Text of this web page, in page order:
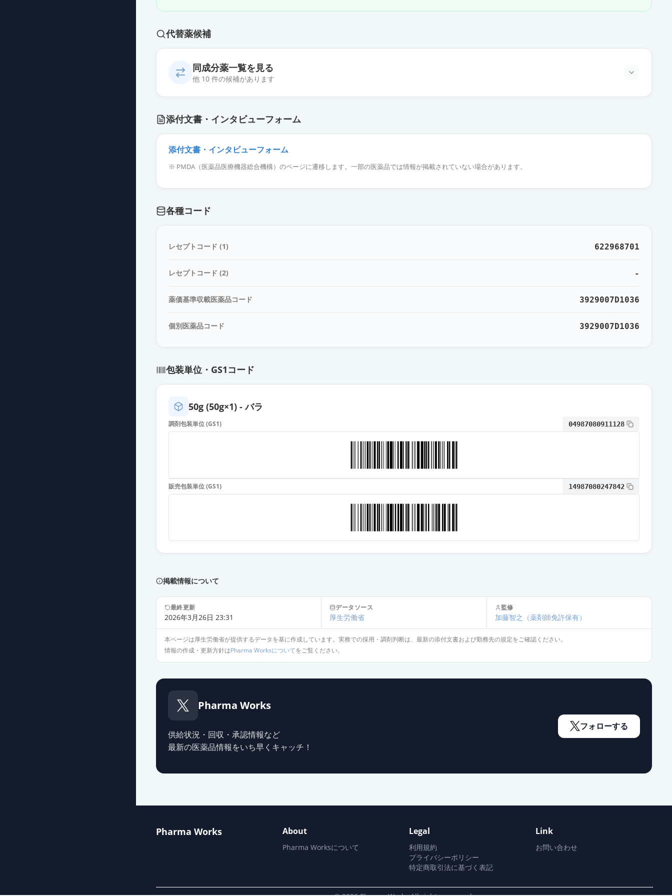
代替薬候補
同成分薬一覧を見る
他 10 件の候補があります
薬価 186.00 円
ノベルジン顆粒5％
酢酸亜鉛錠25mg「サワイ」
薬価 81.50 円
酢酸亜鉛錠50mg「ノーベル」
酢酸亜鉛錠50mg「ケミファ」
薬価 126.60 円
ノベルジン錠25mg
薬価 201.10 円
通常出荷
添付文書・インタビューフォーム
添付文書・インタビューフォーム
※ PMDA（医薬品医療機器総合機構）のページに遷移します。一部の医薬品では情報が掲載されていない場合があります。
各種コード
レセプトコード (1) 622968701
レセプトコード (2) -
薬価基準収載医薬品コード 3929007D1036
個別医薬品コード 3929007D1036
包装単位・GS1コード
50g (50g×1) - バラ
調剤包装単位 (GS1) 04987080911128
販売包装単位 (GS1) 14987080247842
掲載情報について
最終更新
2026年3月26日 23:31
データソース
厚生労働省
監修
加藤智之 （薬剤師免許保有）
本ページは厚生労働省が提供するデータを基に作成しています。実務での採用・調剤判断は、最新の添付文書および勤務先の規定をご確認ください。
情報の作成・更新方針はPharma Worksについてをご覧ください。
Pharma Works
供給状況・回収・承認情報など
最新の医薬品情報をいち早くキャッチ！
フォローする
Pharma Works About
Pharma Worksについて
Legal
利用規約
プライバシーポリシー
特定商取引法に基づく表記
Link
お問い合わせ